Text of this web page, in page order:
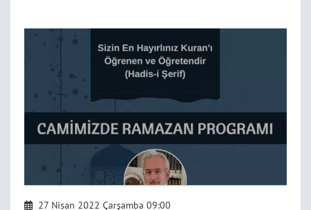
27 Nisan 2022 Çarşamba 09:00